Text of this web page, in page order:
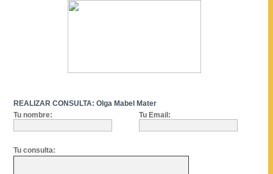
REALIZAR CONSULTA: Olga Mabel Mater
Tu nombre:
Tu Email:
Tu consulta: